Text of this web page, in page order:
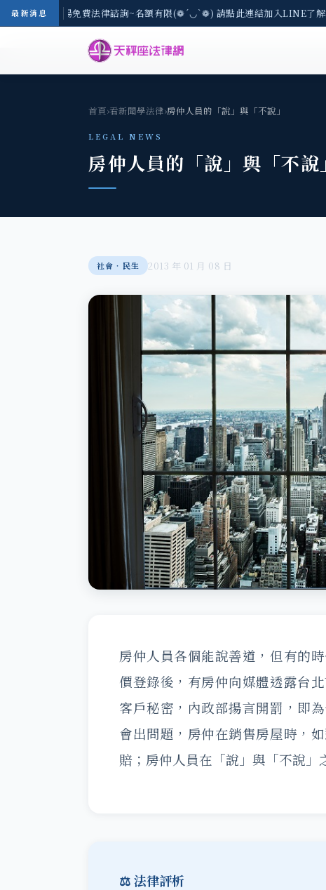
最新消息
8/3(一) 現場免費法律諮詢~名額有限(❁´◡`❁) 請點此連結加入LINE了解
首頁›看新聞學法律›房仲人員的「說」與「不說」
LEGAL NEWS
房仲人員的「說」與「不說」
社會‧民生 2013 年 01 月 08 日
房仲人員各個能說善道，但有的
價登錄後，有房仲向媒體透露台
客戶秘密，內政部揚言開罰，即
會出問題，房仲在銷售房屋時，
賠；房仲人員在「說」與「不說」
⚖️ 法律評析